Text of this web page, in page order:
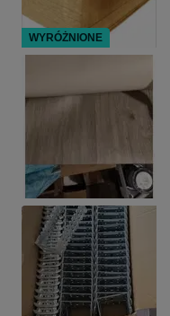
WYRÓŻNIONE